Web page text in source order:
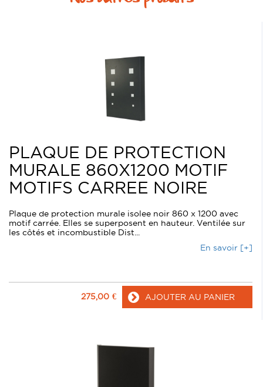
PLAQUE DE PROTECTION
MURALE 860X1200 MOTIF
MOTIFS CARREE NOIRE
Plaque de protection murale isolee noir 860 x 1200 avec
motif carrée. Elles se superposent en hauteur. Ventilée sur
les côtés et incombustible Dist...
En savoir [+]
275,00 € AJOUTER AU PANIER